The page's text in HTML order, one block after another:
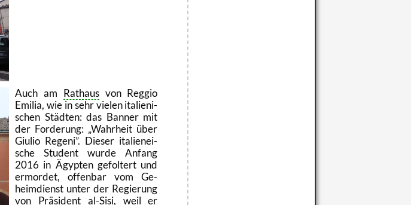
Auch am Rat­hausvon Reg­gio
Emi­lia, wie in sehr vie­len ita­lie­ni­
schen Städ­ten: das Ban­ner mit
der For­de­rung: Wahr­heit über
Gi­ulio Re­ge­ni. Die­ser ita­lien­ei­
sche Stu­dent wurde An­fang
2016 in Ägyp­ten ge­fol­tert und
er­mor­det, of­fen­bar vom Ge­
heim­dienst unter der Re­gie­rung
von Prä­si­dent al-Si­si, weil er